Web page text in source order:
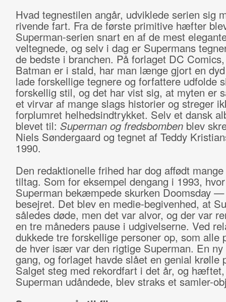
Hvad tegnestilen angår, udviklede serien sig
rivende fart. Fra de første primitive hæfter
Superman-serien snart en af de mest
veltegnede, og selv i dag er Supermans
de bedste i branchen. På forlaget DC
Batman er i stald, har man længe gjort en
lade forskellige tegnere og forfattere udfolde
forskellig stil, og det har vist sig, at myten er
et virvar af mange slags historier og streger
forplumret helhedsindtrykket. Selv et dansk
blevet til: Superman og fredsbombenblev
Niels Søndergaard og tegnet af Teddy
1990.
Den redaktionelle frihed har dog affødt
tiltag. Som for eksempel dengang i 1993, hvor
Superman bekæmpede skurken Doomsday
besejret. Det blev en medie-begivenhed, at
således døde, men det var alvor, og der var
en tre måneders pause i udgivelserne. Ved
dukkede tre forskellige personer op, som alle
de hver især var den rigtige Superman. En ny
gang, og forlaget havde slået en genial krølle
Salget steg med rekordfart i det år, og
Superman udåndede, blev straks et samler-